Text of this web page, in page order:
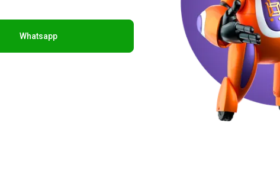
Whatsapp